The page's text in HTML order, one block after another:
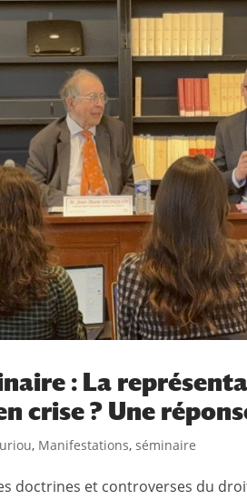
: La
crise ? Une
, Manifestations, séminaire
doctrines et controverses du